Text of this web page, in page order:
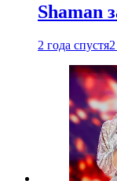
Shaman
2 года спустя